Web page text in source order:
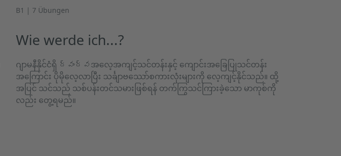
B1 | 7 Übungen
Wie werde ich...?
ဂျာမနီနိုင်ငံရှိ ద్వంద్వအလေ့အကျင့်သင်တန်းနှင့် ကျောင်းအခြေပြုသင်တန်း
အကြောင်း ပိုမိုလေ့လာပြီး သင်္ချာဗဿော်စကားလုံးများကို လေ့ကျင့်နိုင်သည်။ ထို့
အပြင် သင်သည် သစ်ပန်းတင်သမားဖြစ်ရန် တက်ကြွသင်ကြားခဲ့သော မာကုစ်ကို
လည်း တွေ့ရမည်။